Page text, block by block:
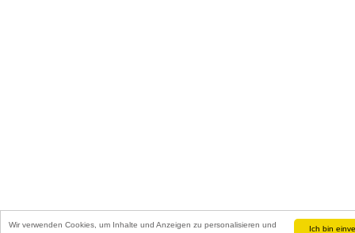
Ich bin
Wir verwenden Cookies, um Inhalte und Anzeigen zu personalisieren und